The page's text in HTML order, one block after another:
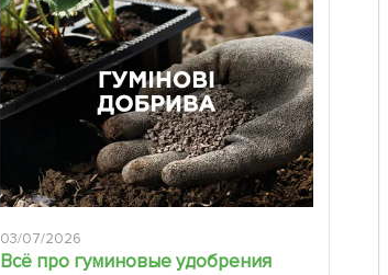
03/07/2026
Всё про гуминовые удобрения